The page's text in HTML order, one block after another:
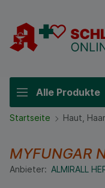
Alle Produkte
Startseite Haut,
MYFUNGAR
Anbieter: ALMIRALL